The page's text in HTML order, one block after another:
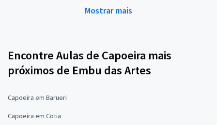
Mostrar mais
Encontre Aulas de Capoeira mais
próximos de Embu das Artes
Capoeira em Barueri
Capoeira em Cotia